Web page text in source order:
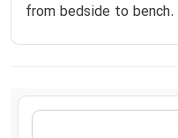
from bedside to bench.